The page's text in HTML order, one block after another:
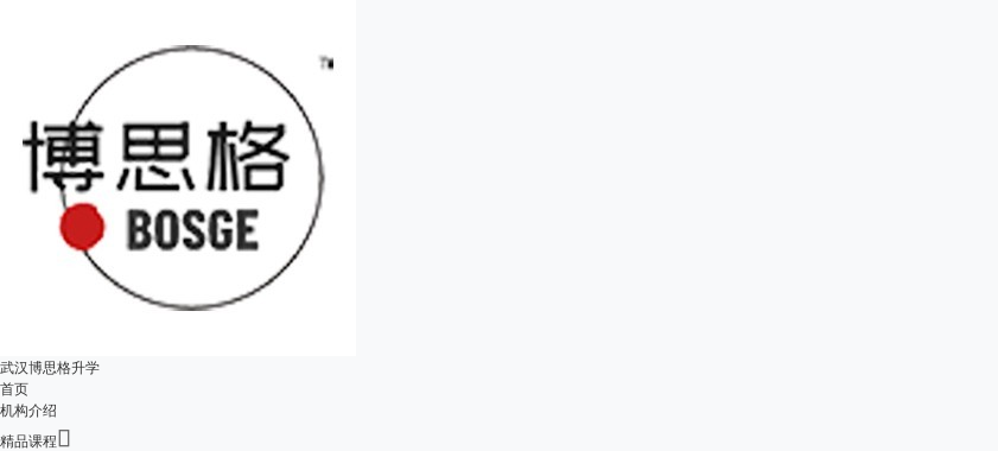
武汉博思格升学
首页
机构介绍
精品课程